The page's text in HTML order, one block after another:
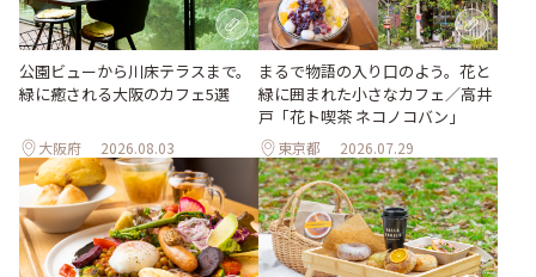
公園ビューから川床テラスまで。
緑に癒される大阪のカフェ5選
大阪府 2026.08.03
まるで物語の入り口のよう。花と
緑に囲まれた小さなカフェ／高井
戸「花ト喫茶 ネコノコバン」
東京都 2026.07.29